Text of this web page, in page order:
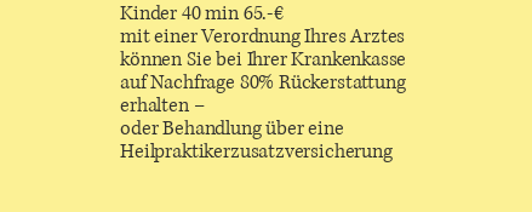
Kinder 40 min 65.-€
mit einer Verordnung Ihres Arztes
können Sie bei Ihrer Krankenkasse
auf Nachfrage 80% Rückerstattung
erhalten –
oder Behandlung über eine
Heilpraktikerzusatzversicherung